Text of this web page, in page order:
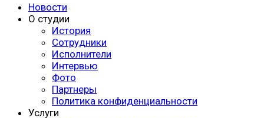
Новости
О студии
История
Сотрудники
Исполнители
Интервью
Фото
Партнеры
Политика конфиденциальности
Услуги